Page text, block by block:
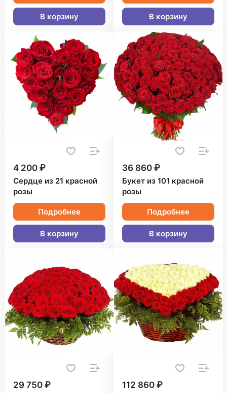
В корзину В корзину
4 200 ₽
Сердце из 21 красной
розы
Подробнее
В корзину
36 860 ₽
Букет из 101 красной
розы
Подробнее
В корзину
29 750 ₽ 112 860 ₽